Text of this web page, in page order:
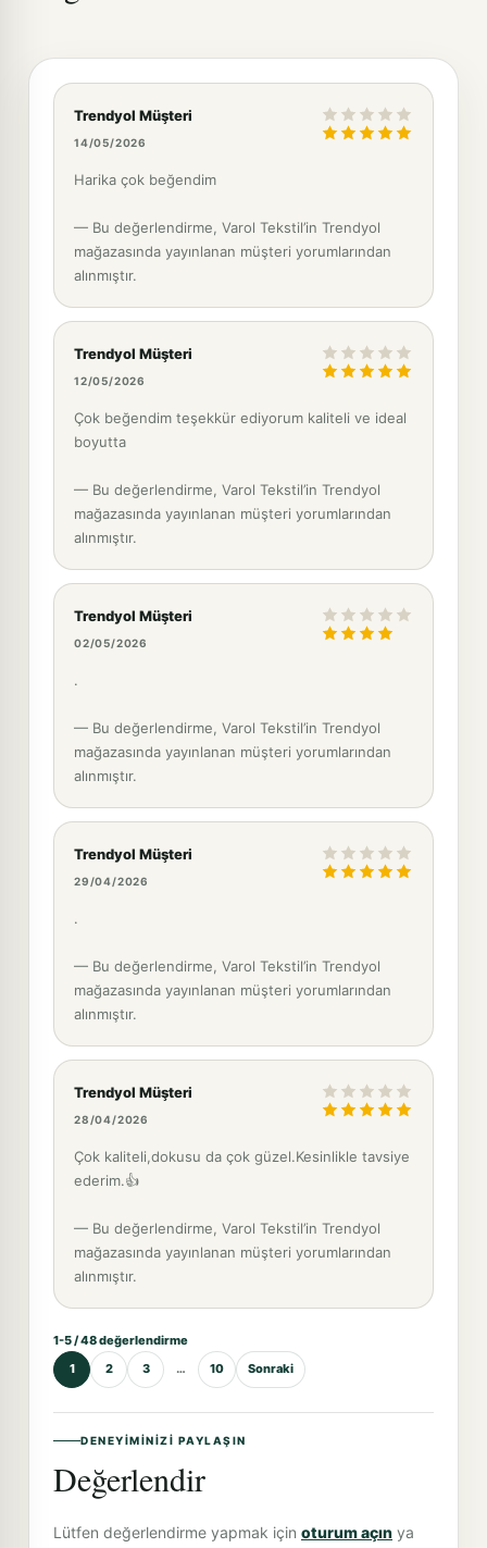
Trendyol Müşteri
14/05/2026
Harika çok beğendim
— Bu değerlendirme, Varol Tekstil’in Trendyol
mağazasında yayınlanan müşteri yorumlarından
alınmıştır.
Trendyol Müşteri
12/05/2026
Çok beğendim teşekkür ediyorum kaliteli ve ideal
boyutta
— Bu değerlendirme, Varol Tekstil’in Trendyol
mağazasında yayınlanan müşteri yorumlarından
alınmıştır.
Trendyol Müşteri
02/05/2026
.
— Bu değerlendirme, Varol Tekstil’in Trendyol
mağazasında yayınlanan müşteri yorumlarından
alınmıştır.
Trendyol Müşteri
29/04/2026
.
— Bu değerlendirme, Varol Tekstil’in Trendyol
mağazasında yayınlanan müşteri yorumlarından
alınmıştır.
Trendyol Müşteri
28/04/2026
Çok kaliteli,dokusu da çok güzel.Kesinlikle tavsiye
ederim.👍
— Bu değerlendirme, Varol Tekstil’in Trendyol
mağazasında yayınlanan müşteri yorumlarından
alınmıştır.
1-5 / 48 değerlendirme
1
2 3 … 10 Sonraki
DENEYIMINIZI PAYLAŞIN
Değerlendir
Lütfen değerlendirme yapmak için oturum açın ya